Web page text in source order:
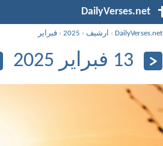
DailyVerses.net
DailyVerses.net
› ارشيف ›
2025
›فبراير
13 فبراير 2025